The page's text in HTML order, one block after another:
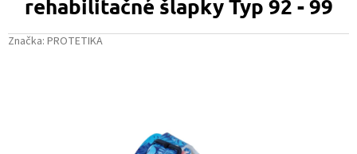
rehabilitačné šlapky Typ 92 - 99
Značka: PROTETIKA